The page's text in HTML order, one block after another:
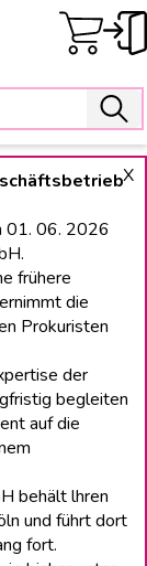
X
01. 06. 2026
frühere
die
Prokuristen
der
begleiten
auf die
behält lhren
und führt dort
fort.